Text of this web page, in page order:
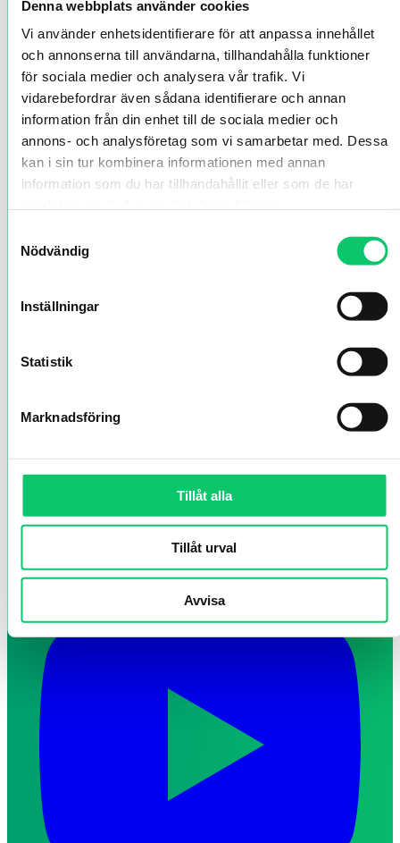
Denna webbplats använder cookies
Vi använder enhetsidentifierare för att anpassa innehållet
och annonserna till användarna, tillhandahålla funktioner
för sociala medier och analysera vår trafik. Vi
vidarebefordrar även sådana identifierare och annan
information från din enhet till de sociala medier och
annons- och analysföretag som vi samarbetar med. Dessa
kan i sin tur kombinera informationen med annan
information som du har tillhandahållit eller som de har
Nödvändig
Inställningar
Statistik
Marknadsföring
Tillåt alla
Tillåt urval
Avvisa